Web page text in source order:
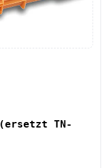
(ersetzt TN-